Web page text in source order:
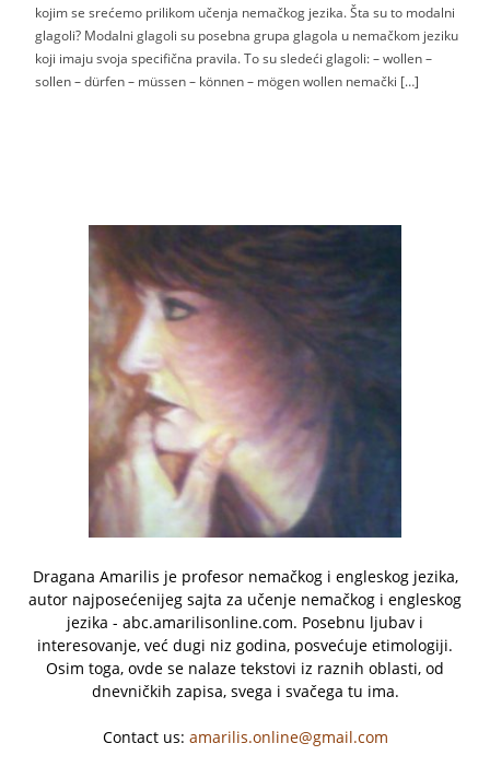
kojim se srećemo prilikom učenja nemačkog jezika. Šta su to modalni
glagoli? Modalni glagoli su posebna grupa glagola u nemačkom jeziku
koji imaju svoja specifična pravila. To su sledeći glagoli: – wollen –
sollen – dürfen – müssen – können – mögen wollen nemački […]
Dragana Amarilis je profesor nemačkog i engleskog jezika,
autor najposećenijeg sajta za učenje nemačkog i engleskog
jezika - abc.amarilisonline.com. Posebnu ljubav i
interesovanje, već dugi niz godina, posvećuje etimologiji.
Osim toga, ovde se nalaze tekstovi iz raznih oblasti, od
dnevničkih zapisa, svega i svačega tu ima.
Contact us: amarilis.online@gmail.com